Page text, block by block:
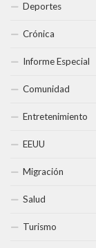
Deportes
Crónica
Informe Especial
Comunidad
Entretenimiento
EEUU
Migración
Salud
Turismo